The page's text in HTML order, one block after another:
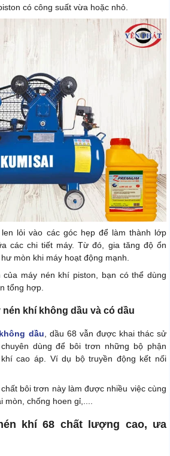
có công suất vừa hoặc nhỏ.
lỏi vào các góc hẹp để làm thành lớp
các chi tiết máy. Từ đó, gia tăng độ ổn
mòn khi máy hoạt động mạnh.
máy nén khí piston, bạn có thể dùng
tổng hợp.
nén khí không dầu và có dầu
dầu, dầu 68 vẫn được khai thác sử
dùng để bôi trơn những bộ phận
cao áp. Ví dụ bộ truyền động kết nối
bôi trơn này làm được nhiều việc cùng
mòn, chống hoen gỉ,....
khí 68 chất lượng cao, ưa